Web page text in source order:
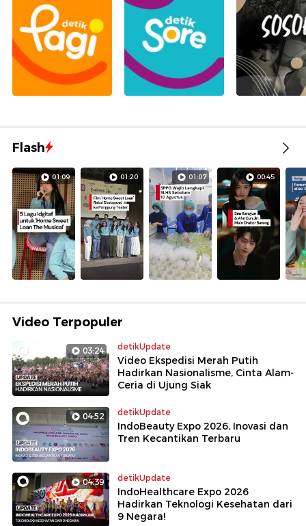
Flash
01:09 01:20 01:07 00:45
Video Terpopuler
03:24 detikUpdate
Video Ekspedisi Merah Putih
Hadirkan Nasionalisme, Cinta Alam-
Ceria di Ujung Siak
04:52 detikUpdate
IndoBeauty Expo 2026, Inovasi dan
Tren Kecantikan Terbaru
04:39 detikUpdate
IndoHealthcare Expo 2026
Hadirkan Teknologi Kesehatan dari
9 Negara!